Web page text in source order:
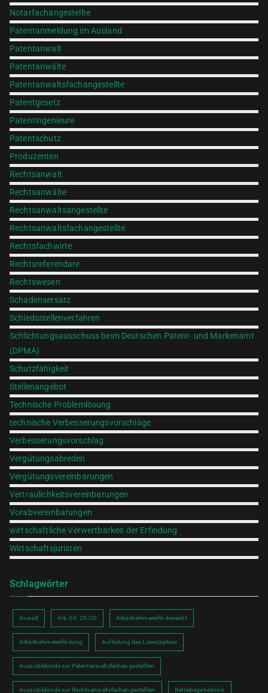
Notarfachangestellte
Patentanmeldung im Ausland
Patentanwalt
Patentanwälte
Patentanwaltsfachangestellte
Patentgesetz
Patentingenieure
Patentschutz
Produzenten
Rechtsanwalt
Rechtsanwälte
Rechtsanwaltsangestellte
Rechtsanwaltsfachangestellte
Rechtsfachwirte
Rechtsreferendare
Rechtswesen
Schadensersatz
Schiedsstellenverfahren
Schlichtungsausschuss beim Deutschen Patent- und Markenamt
(DPMA)
Schutzfähigkeit
Stellenangebot
Technische Problemlösung
technische Verbesserungsvorschläge
Verbesserungsvorschlag
Vergütungsabreden
Vergütungsvereinbarungen
Vertraulichkeitsvereinbarungen
Vorabvereinbarungen
wirtschaftliche Verwertbarkeit der Erfindung
Wirtschaftsjuristen
Schlagwörter
Anwalt Arb.Erf. 29/20 Arbeitnehmererfinderrecht
Arbeitnehmererfindung Aufteilung des Lizenzsatzes
Auszubildende zur Patentanwaltsfachangestellten
Auszubildende zur Rechtsanwaltsfachangestellten Betriebsgeheimnis